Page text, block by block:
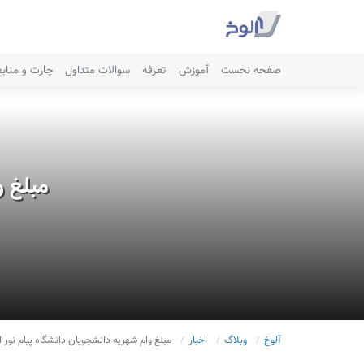
صفحه نخست آموزش تعرفه سوالات متداول چارت و
مبلغ
آلوخ وبلاگ اخبار مبلغ وام شهریه دانشجویان دانشگاه پیام